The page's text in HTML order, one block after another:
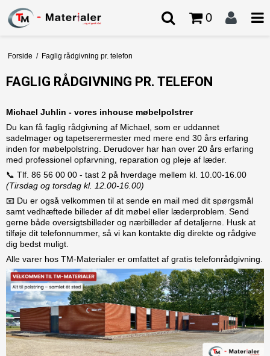
0
Forside / Faglig rådgivning pr. telefon
FAGLIG RÅDGIVNING PR. TELEFON
Michael Juhlin - vores inhouse møbelpolstrer
Du kan få faglig rådgivning af Michael, som er uddannet
sadelmager og tapetserermester med mere end 30 års erfaring
inden for møbelpolstring. Derudover har han over 20 års erfaring
med professionel opfarvning, reparation og pleje af læder.
📞 Tlf. 86 56 00 00 - tast 2 på hverdage mellem kl. 10.00-16.00
(Tirsdag og torsdag kl. 12.00-16.00)
📧 Du er også velkommen til at sende en mail med dit spørgsmål
samt vedhæftede billeder af dit møbel eller læderproblem. Send
gerne både oversigtsbilleder og nærbilleder af detaljerne. Husk at
tilføje dit telefonnummer, så vi kan kontakte dig direkte og rådgive
dig bedst muligt.
Alle varer hos TM-Materialer er omfattet af gratis telefonrådgivning.